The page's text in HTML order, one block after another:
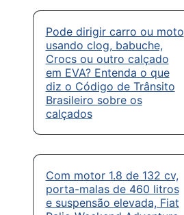
Pode dirigir carro ou moto
usando clog, babuche,
Crocs ou outro calçado
em EVA? Entenda o que
diz o Código de Trânsito
Brasileiro sobre os
calçados
Com motor 1.8 de 132 cv,
porta-malas de 460 litros
e suspensão elevada, Fiat